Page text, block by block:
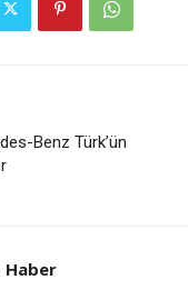
Benz Türk’ün
Haber